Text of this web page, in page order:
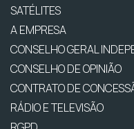
SATÉLITES
A EMPRESA
CONSELHO GERAL
CONSELHO DE OPINIÃO
CONTRATO DE
RÁDIO E TELEVISÃO